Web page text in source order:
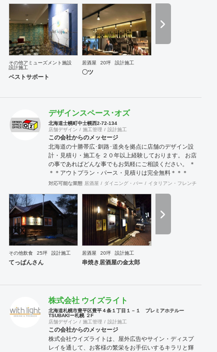
その他アミューズメント施設
設計施工
ベストサポート
居酒屋 20坪 設計施工
〇ツ
デザインスペース･オズ
北海道士幌町中士幌西2-72-134
店舗デザイン
施工管理 設計施工
この会社からのメッセージ
北海道の十勝帯広･釧路･道央を拠点に店舗のデザイン設
計・見積り・施工を ２０年以上経験しております。 お店
の事であればどんな事でもお気軽にご相談ください。 ＊
＊＊アウトプラン・パース・見積りは完全無料＊＊＊
対応可能な業態 居酒屋 ダイニング・バー イタリアン・フレンチ
その他飲食 25坪 設計施工
てっぱんさん
居酒屋 20坪 設計施工
串焼き居酒屋の金太郎
株式会社 ウイズライト
北海道札幌市豊平区豊平４条１丁目１－１ プレミアホテルー
TSUBAKIー札幌 ２F
店舗デザイン
施工管理 設計施工
この会社からのメッセージ
株式会社ウイズライトは、屋外広告やサイン・ディスプ
レイを通して、お客様の繁栄をお手伝いするキラリと輝